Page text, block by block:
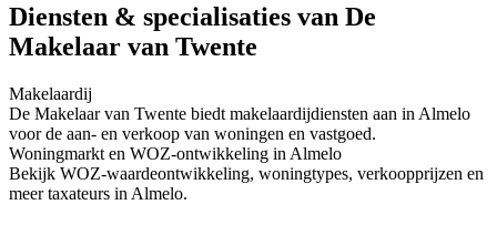
Diensten & specialisaties van De
Makelaar van Twente
Makelaardij
De Makelaar van Twente biedt makelaardijdiensten aan in Almelo
voor de aan- en verkoop van woningen en vastgoed.
Woningmarkt en WOZ-ontwikkeling in Almelo
Bekijk WOZ-waardeontwikkeling, woningtypes, verkoopprijzen en
meer taxateurs in Almelo.